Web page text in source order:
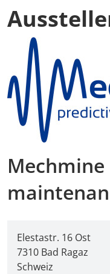
Elestastr. 16 Ost
7310 Bad Ragaz
Schweiz